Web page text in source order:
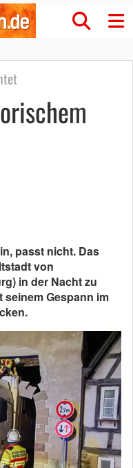
passt nicht. Das
von
in der Nacht zu
seinem Gespann im